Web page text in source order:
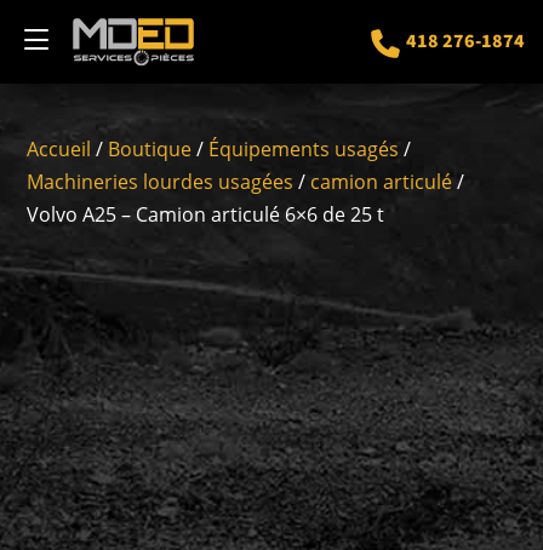
418 276-1874
Accueil / Boutique/ Équipements usagés /
Machineries lourdes usagées / camion articulé/
Volvo A25 – Camion articulé 6×6 de 25 t